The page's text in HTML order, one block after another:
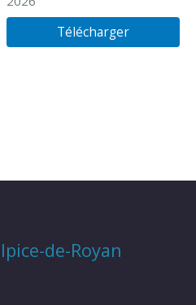
Télécharger
de-Royan